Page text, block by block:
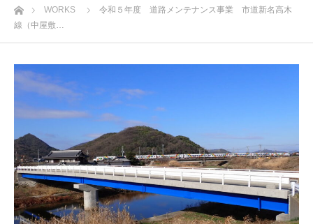
ホームWORKS
令和５年度 道路メンテナンス事業 市道新名高木
線（中屋敷…